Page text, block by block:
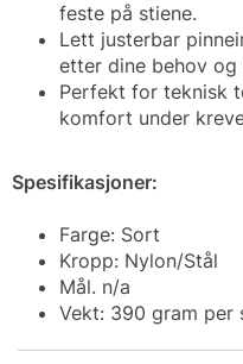
feste på stiene.
Lett justerbar
etter dine behov og
Perfekt for teknisk
komfort under
Spesifikasjoner:
Farge: Sort
Kropp: Nylon/Stål
Mål. n/a
Vekt: 390 gram per